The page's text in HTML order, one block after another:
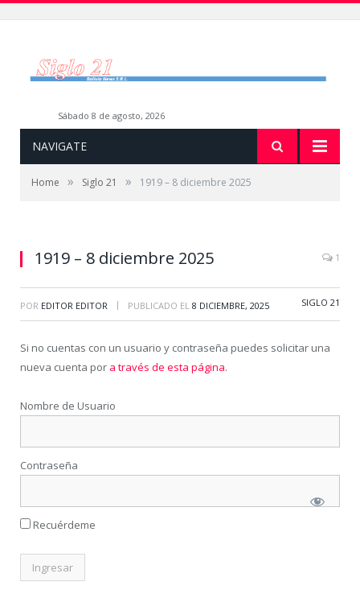
sábado 8 de agosto, 2026
NAVIGATE
Home » Siglo 21 » 1919 – 8 diciembre 2025
1919 – 8 diciembre 2025 1
POR EDITOR EDITOR | PUBLICADO EL 8 DICIEMBRE, 2025 SIGLO 21
Si no cuentas con un usuario y contraseña puedes solicitar una
nueva cuenta por a través de esta página.
Nombre de Usuario
Contraseña
Recuérdeme